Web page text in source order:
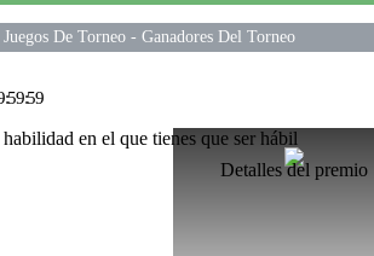
Juegos De Torneo- Ganadores Del Torneo
Detalles del premio